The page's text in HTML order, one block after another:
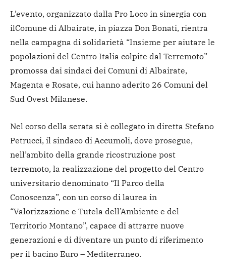
L’evento, organizzato dalla Pro Loco in sinergia con
ilComune di Albairate, in piazza Don Bonati, rientra
nella campagna di solidarietà “Insieme per aiutare le
popolazioni del Centro Italia colpite dal Terremoto”
promossa dai sindaci dei Comuni di Albairate,
Magenta e Rosate, cui hanno aderito 26 Comuni del
Sud Ovest Milanese.
Nel corso della serata si è collegato in diretta Stefano
Petrucci, il sindaco di Accumoli, dove prosegue,
nell’ambito della grande ricostruzione post
terremoto, la realizzazione del progetto del Centro
universitario denominato “Il Parco della
Conoscenza”, con un corso di laurea in
“Valorizzazione e Tutela dell’Ambiente e del
Territorio Montano”, capace di attrarre nuove
generazioni e di diventare un punto di riferimento
per il bacino Euro – Mediterraneo.